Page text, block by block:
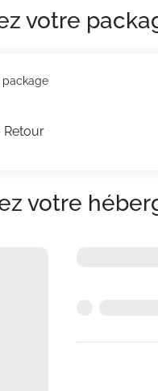
votre
package
Retour
votre